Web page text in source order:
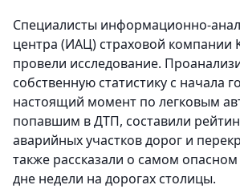
Специалисты информационно-
центра (ИАЦ) страховой компании
провели исследование.
собственную статистику с начала
настоящий момент по легковым
попавшим в ДТП, составили
аварийных участков дорог и
также рассказали о самом
дне недели на дорогах столицы.